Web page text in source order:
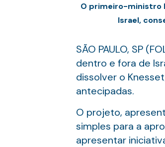
O primeiro-ministro
Israel,
SÃO PAULO, SP
dentro e fora de
dissolver o
antecipadas.
O projeto,
simples para a
apresentar